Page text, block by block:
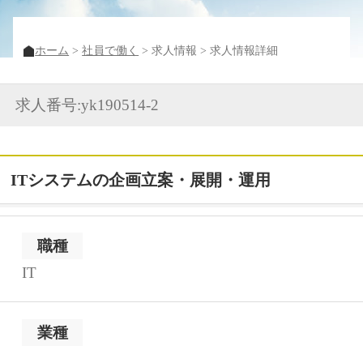
ホーム 社員で働く 求人情報 求人情報詳細
求人番号:yk190514-2
ITシステムの企画立案・展開・運用
職種
IT
業種